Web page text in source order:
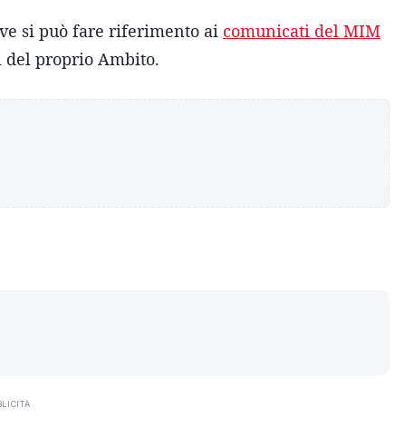
si può fare riferimento ai comunicati del MIM
proprio Ambito.